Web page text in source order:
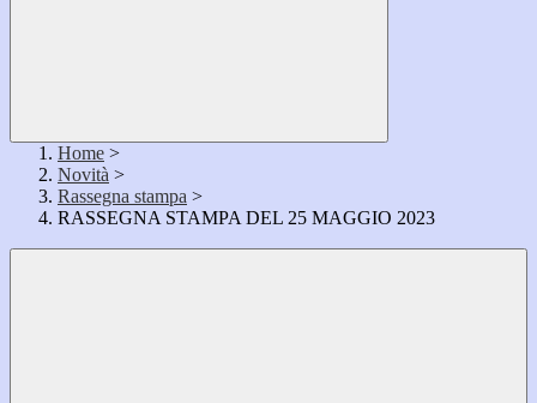
Home >
Novità >
Rassegna stampa >
RASSEGNA STAMPA DEL 25 MAGGIO 2023